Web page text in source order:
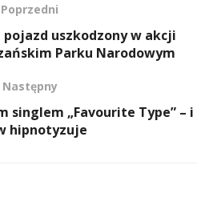
Poprzedni
uszkodzony w akcji
Parku Narodowym
Następny
singlem „Favourite Type” – i
hipnotyzuje